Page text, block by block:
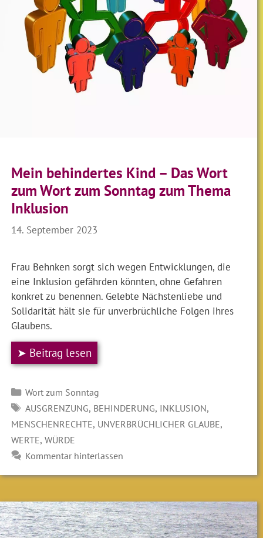
Mein behindertes Kind – Das Wort
zum Wort zum Sonntag zum Thema
Inklusion
14. September 2023
Frau Behnken sorgt sich wegen Entwicklungen, die
eine Inklusion gefährden könnten, ohne Gefahren
konkret zu benennen. Gelebte Nächstenliebe und
Solidarität hält sie für unverbrüchliche Folgen ihres
Glaubens.
➤ Beitrag lesen
Kategorien
Wort zum Sonntag
SCHLAGWÖRTER
AUSGRENZUNG, BEHINDERUNG, INKLUSION,
MENSCHENRECHTE, UNVERBRÜCHLICHER GLAUBE,
WERTE,WÜRDE
Kommentar hinterlassen